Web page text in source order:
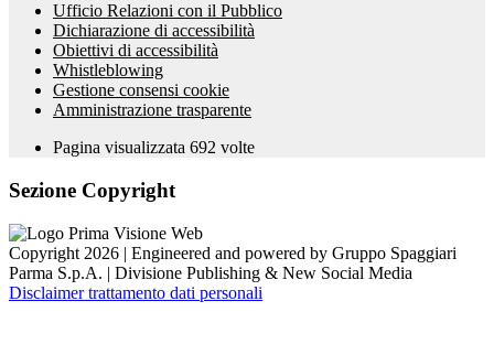
Ufficio Relazioni con il Pubblico
Dichiarazione di accessibilità
Obiettivi di accessibilità
Whistleblowing
Gestione consensi cookie
Amministrazione trasparente
Pagina visualizzata 692 volte
Sezione Copyright
Copyright 2026 | Engineered and powered by Gruppo Spaggiari
Parma S.p.A. | Divisione Publishing & New Social Media
Disclaimer trattamento dati personali